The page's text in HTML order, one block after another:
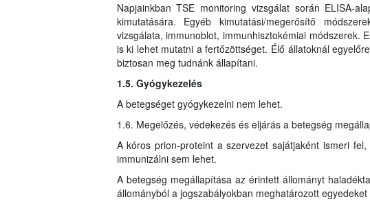
Napjainkban TSE monitoring vizsgálat során ELISA-
kimutatására. Egyéb kimutatási/megerősítő
vizsgálata, immunoblot, immunhisztokémiai módszerek.
is ki lehet mutatni a fertőzöttséget. Élő állatoknál
biztosan meg tudnánk állapítani.
1.5. Gyógykezelés
A betegséget gyógykezelni nem lehet.
1.6. Megelőzés, védekezés és eljárás a betegség
A kóros prion-proteint a szervezet sajátjaként ismeri
immunizálni sem lehet.
A betegség megállapítása az érintett állományt
állományból a jogszabályokban meghatározott